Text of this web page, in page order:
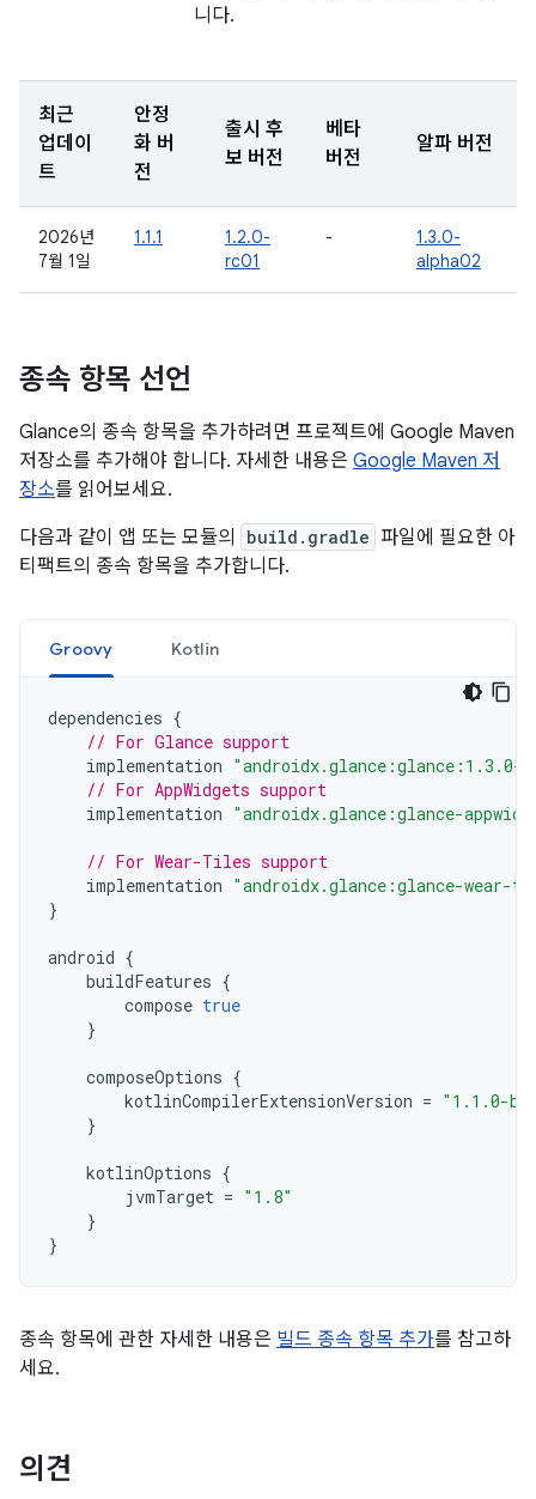
니다.
최근
업데이
트
안정
화 버
전
출시 후
보 버전
베타
버전
알파 버전
2026년
7월 1일
1.1.1
1.2.0-
rc01
-
1.3.0-
alpha02
종속 항목 선언
Glance의 종속 항목을 추가하려면 프로젝트에 Google Maven
저장소를 추가해야 합니다. 자세한 내용은 Google Maven 저
장소를 읽어보세요.
다음과 같이 앱 또는 모듈의
build.gradle 파일에 필요한 아
티팩트의 종속 항목을 추가합니다.
Groovy Kotlin
dependencies {
// For Glance support
implementation "androidx.glance:glance:1.3.0-
// For AppWidgets support
implementation "androidx.glance:glance-
// For Wear-Tiles support
implementation "androidx.glance:glance-wear-
}
android {
buildFeatures {
compose true
}
composeOptions {
kotlinCompilerExtensionVersion = "1.1.0-
}
kotlinOptions {
jvmTarget = "1.8"
}
}
종속 항목에 관한 자세한 내용은 빌드 종속 항목 추가를 참고하
세요.
의견